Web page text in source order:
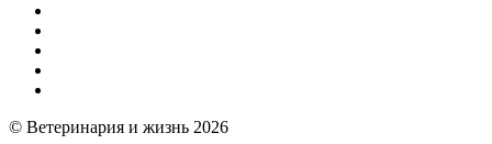
© Ветеринария и жизнь 2026